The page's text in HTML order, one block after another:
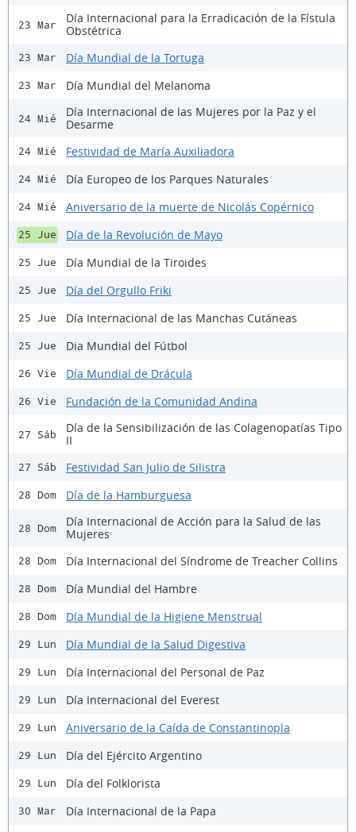
23 Mar
Día Internacional para la Erradicación de la Fístula
Obstétrica
23 Mar Día Mundial de la Tortuga
23 Mar Día Mundial del Melanoma
24 Mié
Día Internacional de las Mujeres por la Paz y el
Desarme
24 Mié Festividad de María Auxiliadora
24 Mié Día Europeo de los Parques Naturales
24 Mié Aniversario de la muerte de Nicolás Copérnico
25 Jue Día de la Revolución de Mayo
25 Jue Día Mundial de la Tiroides
25 Jue Día del Orgullo Friki
25 Jue Día Internacional de las Manchas Cutáneas
25 Jue Dia Mundial del Fútbol
26 Vie Día Mundial de Drácula
26 Vie Fundación de la Comunidad Andina
27 Sáb
Día de la Sensibilización de las Colagenopatías Tipo
II
27 Sáb Festividad San Julio de Silistra
28 Dom Día de la Hamburguesa
28 Dom
Día Internacional de Acción para la Salud de las
Mujeres
28 Dom Día Internacional del Síndrome de Treacher Collins
28 Dom Día Mundial del Hambre
28 Dom Día Mundial de la Higiene Menstrual
29 Lun Día Mundial de la Salud Digestiva
29 Lun Día Internacional del Personal de Paz
29 Lun Día Internacional del Everest
29 Lun Aniversario de la Caída de Constantinopla
29 Lun Día del Ejército Argentino
29 Lun Día del Folklorista
30 Mar
Día Internacional de la Papa